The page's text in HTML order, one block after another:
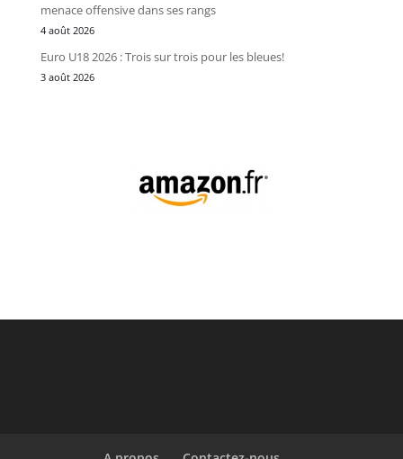
menace offensive dans ses rangs
4 août 2026
Euro U18 2026 : Trois sur trois pour les bleues!
3 août 2026